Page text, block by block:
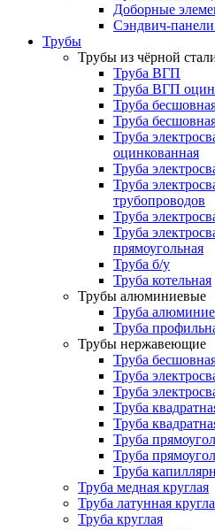
Доборные
Сэндвич-
Трубы
Трубы из чёрной
Труба ВГП
Труба ВГП
Труба
Труба
Труба
оцинкованная
Труба
Труба
трубопроводов
Труба
Труба
прямоугольная
Труба б/у
Труба котельная
Трубы алюминиевые
Труба
Труба
Трубы нержавеющие
Труба
Труба
Труба
Труба
Труба
Труба
Труба
Труба
Труба медная круглая
Труба латунная
Труба круглая